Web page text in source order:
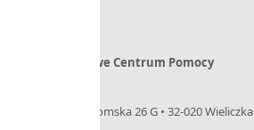
Powiatowe Centrum Pomocy
ul. Niepołomska 26 G • 32-020 Wieliczka